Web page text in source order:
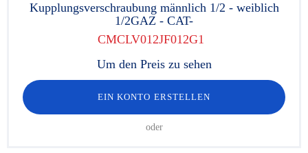
Kupplungsverschraubung männlich 1/2 - weiblich
1/2GAZ - CAT-
CMCLV012JF012G1
Um den Preis zu sehen
EIN KONTO ERSTELLEN
oder